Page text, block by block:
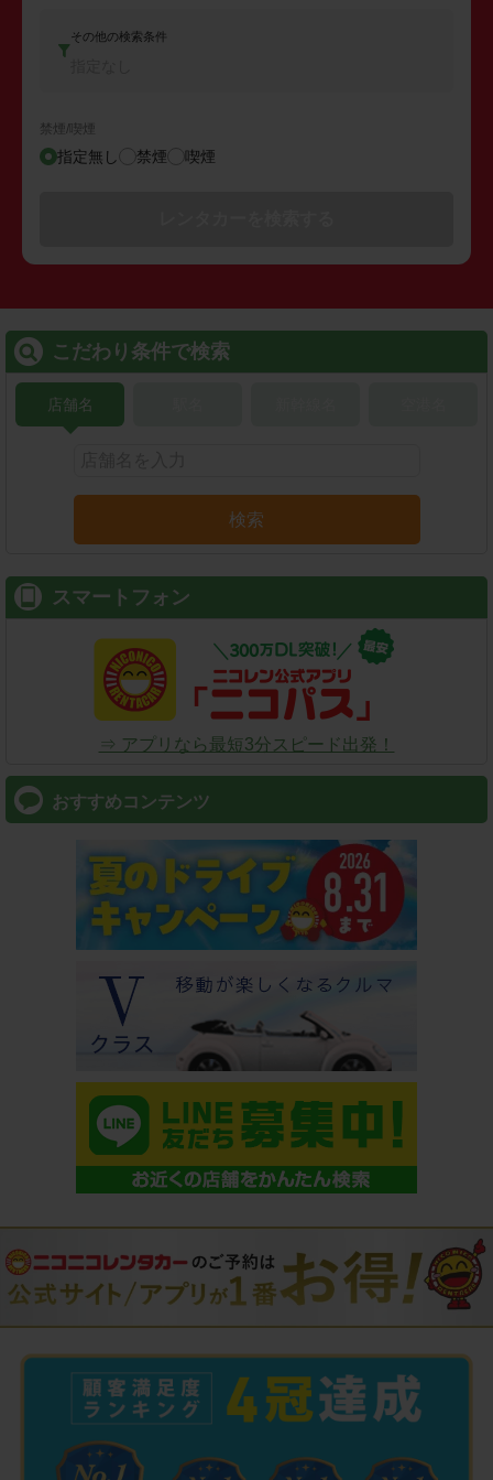
その他の検索条件
禁煙/喫煙
指定無し 禁煙 喫煙
こだわり条件で検索
店舗名
検索
スマートフォン
⇒ アプリなら最短3分スピード出発！
おすすめコンテンツ